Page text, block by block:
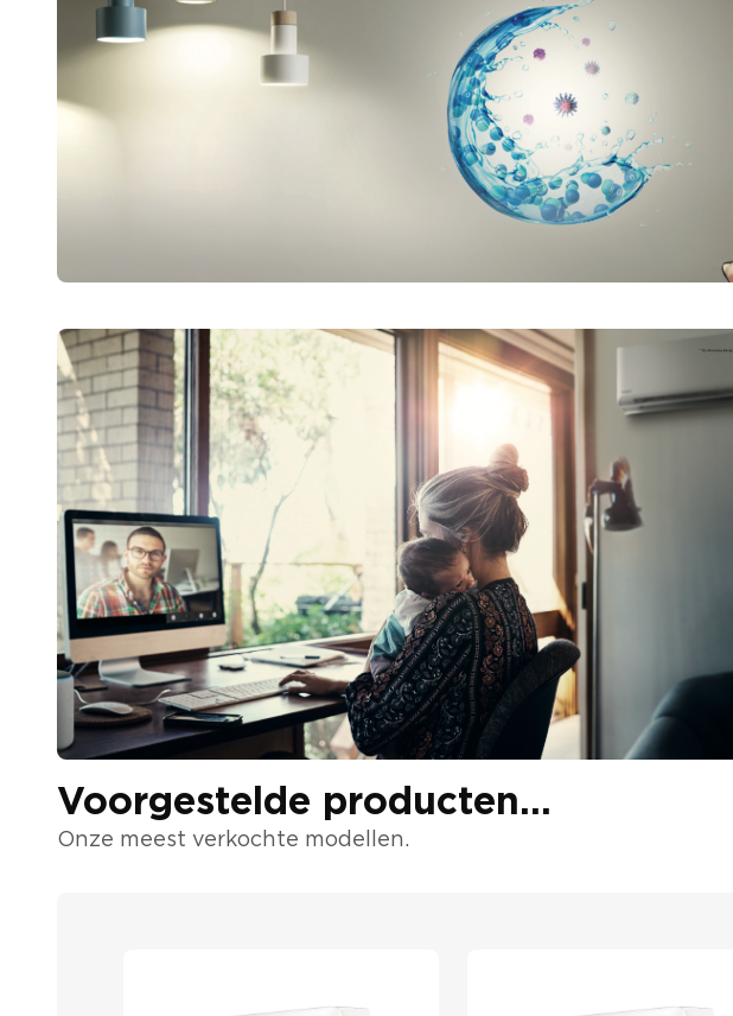
Voorgestelde producten...
Onze meest verkochte modellen.